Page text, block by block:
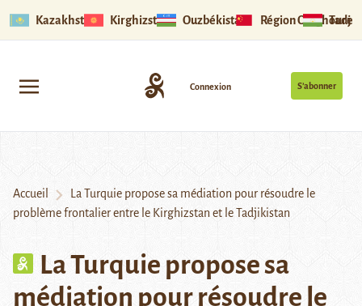
Kazakhstan Kirghizstan Ouzbékistan Région Ouïghoure
S’abonner
Connexion
Accueil
La Turquie propose sa médiation pour résoudre le
problème frontalier entre le Kirghizstan et le Tadjikistan
La Turquie propose sa
médiation pour résoudre le